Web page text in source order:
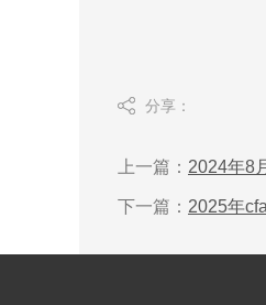
分享：
上一篇： 2024年8
下一篇： 2025年